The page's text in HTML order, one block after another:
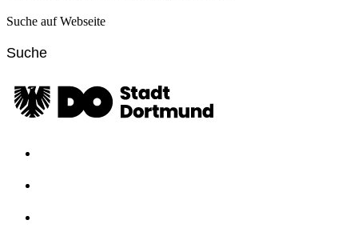
Suche auf Webseite